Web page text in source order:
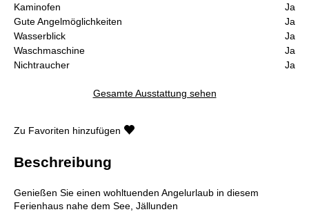
Kaminofen
Ja
Gute Angelmöglichkeiten
Ja
Wasserblick
Ja
Waschmaschine
Ja
Nichtraucher
Ja
Gesamte Ausstattung sehen
Zu Favoriten hinzufügen
Beschreibung
Genießen Sie einen wohltuenden Angelurlaub in diesem
Ferienhaus nahe dem See, Jällunden